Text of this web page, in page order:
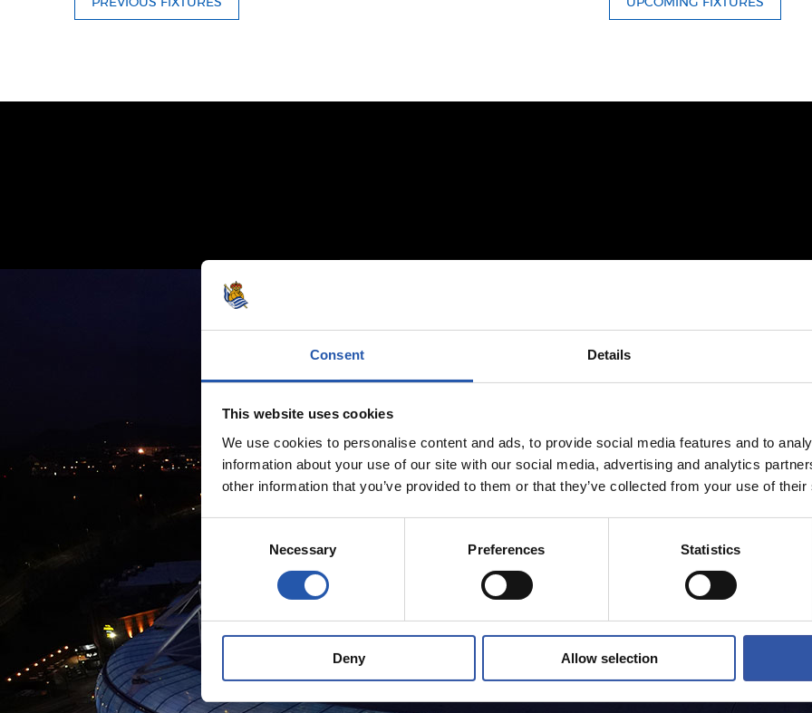
Consent Details
This website uses cookies
We use cookies to personalise content and ads, to provide social media features and to
information about your use of our site with our social media, advertising and analytics
other information that you’ve provided to them or that they’ve collected from your use of
Necessary Preferences Statistics
Deny Allow selection
PREVIOUS FIXTURES UPCOMING FIXTURES